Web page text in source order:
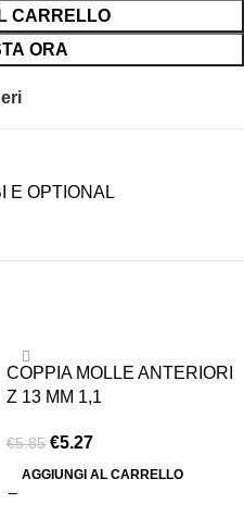
CARRELLO
ORA
E OPTIONAL
-10%
COPPIA MOLLE ANTERIORI
Z 13 MM 1,1
€5.85 €5.27
AGGIUNGI AL CARRELLO